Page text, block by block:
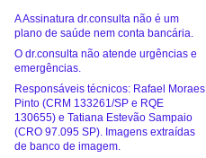
A Assinatura dr.consulta não é um
plano de saúde nem conta bancária.
O dr.consulta não atende urgências e
emergências.
Responsáveis técnicos: Rafael Moraes
Pinto (CRM 133261/SP e RQE
130655) e Tatiana Estevão Sampaio
(CRO 97.095 SP). Imagens extraídas
de banco de imagem.